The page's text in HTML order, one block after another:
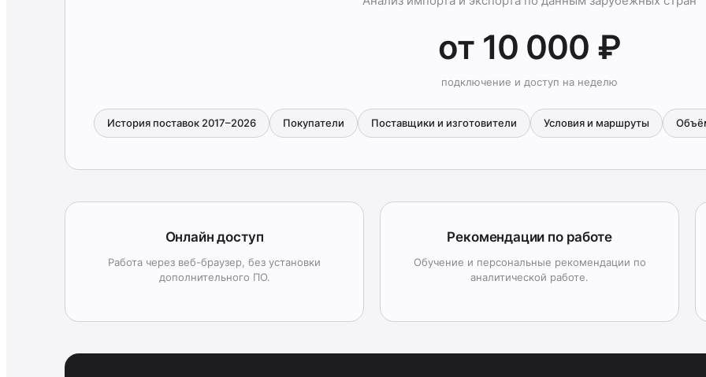
от 10 000 ₽
подключение и доступ на неделю
История поставок 2017–2026 Покупатели Поставщики и изготовители Условия и маршруты
Онлайн доступ
Работа через веб-браузер, без установки
дополнительного ПО.
Рекомендации по работе
Обучение и персональные рекомендации по
аналитической работе.